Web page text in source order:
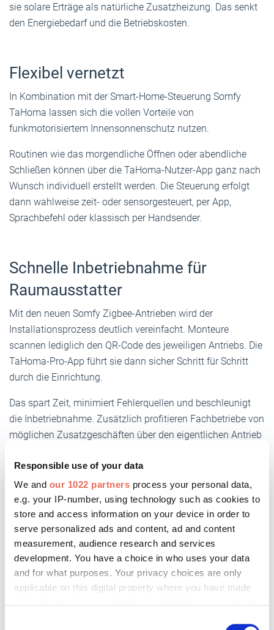
Responsible use of your data
We and our 1022 partners process your personal data,
e.g. your IP-number, using technology such as cookies to
store and access information on your device in order to
serve personalized ads and content, ad and content
measurement, audience research and services
development. You have a choice in who uses your data
and for what purposes. Your privacy choices are only
applicable on this digital property where you have made
sie solare Erträge als natürliche Zusatzheizung. Das senkt
den Energiebedarf und die Betriebskosten.
Flexibel vernetzt
In Kombination mit der Smart-Home-Steuerung Somfy
TaHoma lassen sich die vollen Vorteile von
funkmotorisiertem Innensonnenschutz nutzen.
Routinen wie das morgendliche Öffnen oder abendliche
Schließen können über die TaHoma-Nutzer-App ganz nach
Wunsch individuell erstellt werden. Die Steuerung erfolgt
dann wahlweise zeit- oder sensorgesteuert, per App,
Sprachbefehl oder klassisch per Handsender.
Schnelle Inbetriebnahme für
Raumausstatter
Mit den neuen Somfy Zigbee-Antrieben wird der
Installationsprozess deutlich vereinfacht. Monteure
scannen lediglich den QR-Code des jeweiligen Antriebs. Die
TaHoma-Pro-App führt sie dann sicher Schritt für Schritt
durch die Einrichtung.
Das spart Zeit, minimiert Fehlerquellen und beschleunigt
die Inbetriebnahme. Zusätzlich profitieren Fachbetriebe von
möglichen Zusatzgeschäften über den eigentlichen Antrieb
funkbasierten Produkten von Somfy und führenden Indus­
triepartnern vernetzen lässt.
Live-Einblicke
Am Messestand in Halle 3, C50 zeigt Somfy, wie
unkompliziert und zuverlässig textile Anwendungen
motorisiert werden können. Im Rahmen des DecoTeam-
Eventprogramms liefern Kurz-Workshops am Dienstag und